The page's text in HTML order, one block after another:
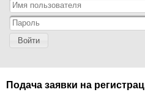
Войти
Подача заявки на